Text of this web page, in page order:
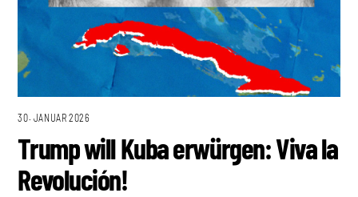
30. JANUAR 2026
Trump will Kuba erwürgen: Viva la
Revolución!